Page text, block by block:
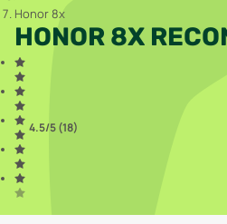
Honor 8x
HONOR 8X
4.5/5 (18)